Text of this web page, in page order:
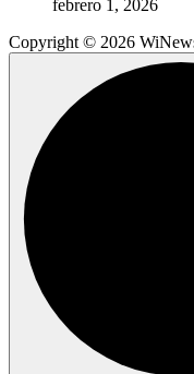
febrero 1, 2026
Copyright © 2026